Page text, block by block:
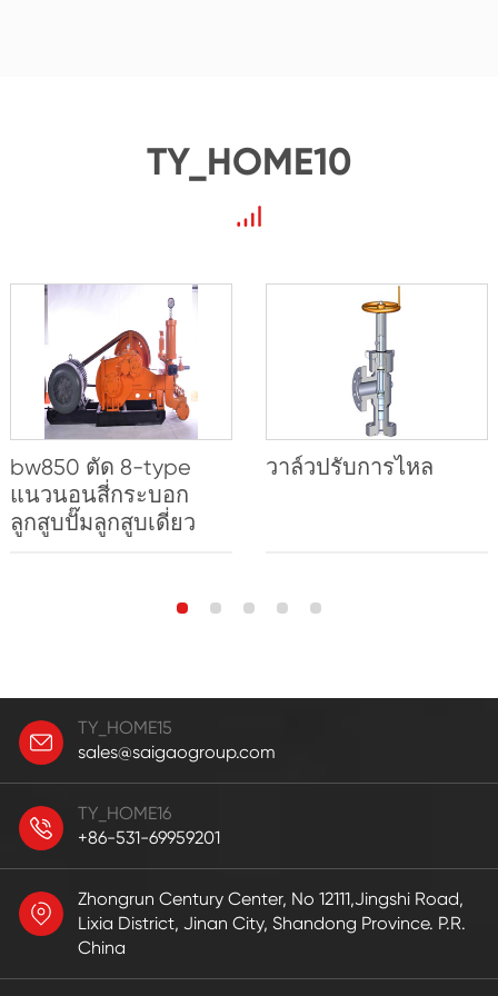
TY_HOME10
bw850 ตัด 8-type
แนวนอนสี่กระบอก
ลูกสูบปั๊มลูกสูบเดี่ยว
วาล์วปรับการไหล
TY_HOME15
sales@saigaogroup.com
TY_HOME16
+86-531-69959201
Zhongrun Century Center, No 12111,Jingshi Road,
Lixia District, Jinan City, Shandong Province. P.R.
China